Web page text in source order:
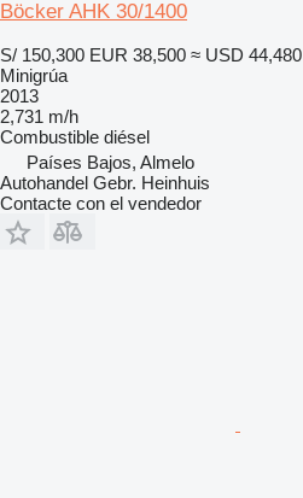
Böcker AHK 30/1400
S/ 150,300 EUR 38,500 ≈ USD 44,480
Minigrúa
2013
2,731 m/h
Combustible diésel
Países Bajos, Almelo
Autohandel Gebr. Heinhuis
Contacte con el vendedor